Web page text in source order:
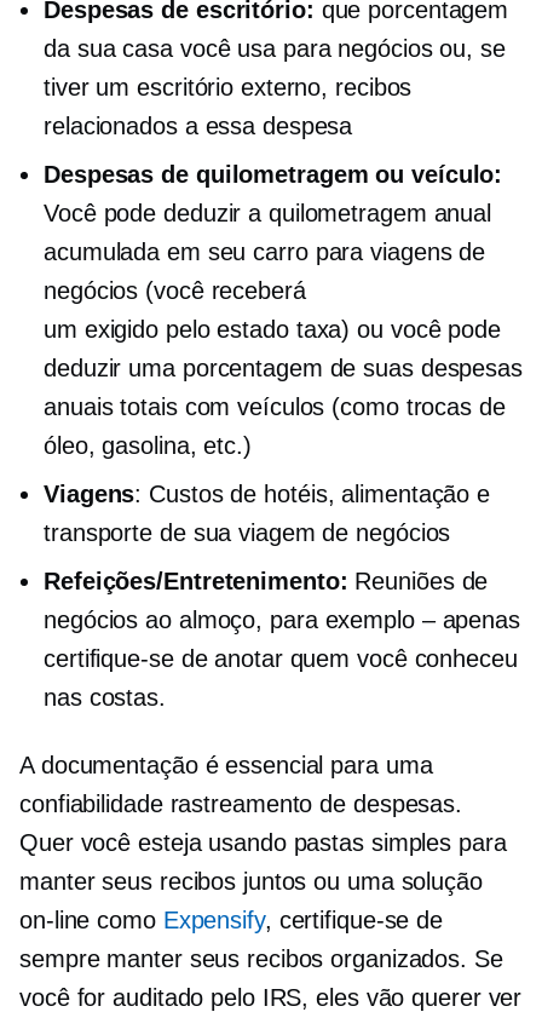
Despesas de escritório: que porcentagem
da sua casa você usa para negócios ou, se
tiver um escritório externo, recibos
relacionados a essa despesa
Despesas de quilometragem ou veículo:
Você pode deduzir a quilometragem anual
acumulada em seu carro para viagens de
negócios (você receberá
um exigido pelo estadotaxa) ou você pode
deduzir uma porcentagem de suas despesas
anuais totais com veículos (como trocas de
óleo, gasolina, etc.)
Viagens: Custos de hotéis, alimentação e
transporte de sua viagem de negócios
Refeições/Entretenimento: Reuniões de
negócios ao almoço, para exemplo – apenas
certifique-se de anotar quem você conheceu
nas costas.
A documentação é essencial para uma
confiabilidade rastreamento de despesas.
Quer você esteja usando pastas simples para
manter seus recibos juntos ou uma solução
on-line como Expensify, certifique-se de
sempre manter seus recibos organizados. Se
você for auditado pelo IRS, eles vão querer ver